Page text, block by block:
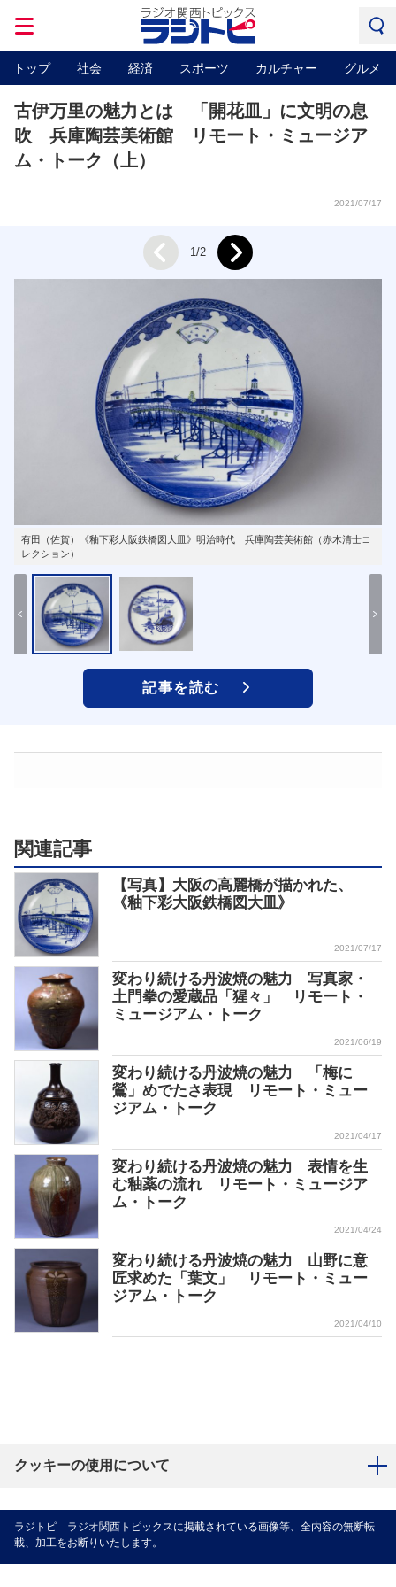
トップ 社会 経済 スポーツ カルチャー グルメ
古伊万里の魅力とは 「開花皿」に文明の息
吹 兵庫陶芸美術館 リモート・ミュージア
ム・トーク（上）
2021/07/17
有田（佐賀）《釉下彩大阪鉄橋図大皿》明治時代 兵庫陶芸美術館（赤木清士コ
レクション）
Prev 1/2 Next
記事を読む
関連記事
【写真】大阪の高麗橋が描かれた、
《釉下彩大阪鉄橋図大皿》
2021/07/17
変わり続ける丹波焼の魅力 写真家・
土門拳の愛蔵品「猩々」 リモート・
ミュージアム・トーク
2021/06/19
変わり続ける丹波焼の魅力 「梅に
鶯」めでたさ表現 リモート・ミュー
ジアム・トーク
2021/04/17
変わり続ける丹波焼の魅力 表情を生
む釉薬の流れ リモート・ミュージア
ム・トーク
2021/04/24
変わり続ける丹波焼の魅力 山野に意
匠求めた「葉文」 リモート・ミュー
ジアム・トーク
2021/04/10
クッキーの使用について
ラジトピ ラジオ関西トピックスに掲載されている画像等、全内容の無断転
載、加工をお断りいたします。